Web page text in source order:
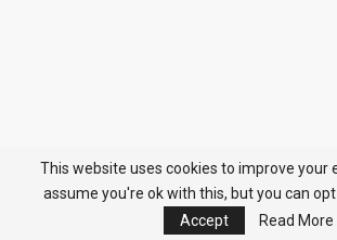
This website uses cookies to improve your
assume you're ok with this, but you can
Accept
Read More